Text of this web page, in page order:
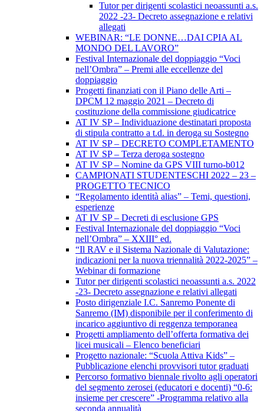
Tutor per dirigenti scolastici neoassunti a.s.
2022 -23- Decreto assegnazione e relativi
allegati
WEBINAR: “LE DONNE…DAI CPIA AL
MONDO DEL LAVORO”
Festival Internazionale del doppiaggio “Voci
nell’Ombra” – Premi alle eccellenze del
doppiaggio
Progetti finanziati con il Piano delle Arti –
DPCM 12 maggio 2021 – Decreto di
costituzione della commissione giudicatrice
AT IV SP – Individuazione destinatari proposta
di stipula contratto a t.d. in deroga su Sostegno
AT IV SP – DECRETO COMPLETAMENTO
AT IV SP – Terza deroga sostegno
AT IV SP – Nomine da GPS VIII turno-b012
CAMPIONATI STUDENTESCHI 2022 – 23 –
PROGETTO TECNICO
“Regolamento identità alias” – Temi, questioni,
esperienze
AT IV SP – Decreti di esclusione GPS
Festival Internazionale del doppiaggio “Voci
nell’Ombra” – XXIII° ed.
“Il RAV e il Sistema Nazionale di Valutazione:
indicazioni per la nuova triennalità 2022-2025” –
Webinar di formazione
Tutor per dirigenti scolastici neoassunti a.s. 2022
-23- Decreto assegnazione e relativi allegati
Posto dirigenziale I.C. Sanremo Ponente di
Sanremo (IM) disponibile per il conferimento di
incarico aggiuntivo di reggenza temporanea
Progetti ampliamento dell’offerta formativa dei
licei musicali – Elenco beneficiari
Progetto nazionale: “Scuola Attiva Kids” –
Pubblicazione elenchi provvisori tutor graduati
Percorso formativo biennale rivolto agli operatori
del segmento zerosei (educatori e docenti) “0-6:
insieme per crescere” -Programma relativo alla
seconda annualità